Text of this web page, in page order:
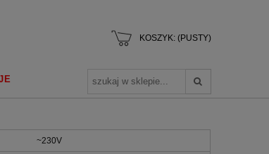
KOSZYK: (PUSTY)
~230V